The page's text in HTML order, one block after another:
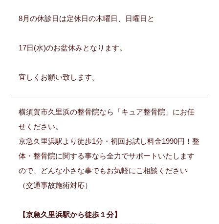
8月の休診日は定休日の木曜日、日曜日と
17日(水)のお盆休みとなります。
宜しくお願い致します。
横須賀市久里浜の整骨院なら「キュア整骨院」にお任
せください。
京急久里浜駅より徒歩1分・初回お試し料金1990円！整
体・整骨院に関する事なら全力でサポートいたします
ので、どんな小さな事でもお気軽にご相談ください
（交通事故施術対応）
【京急久里浜駅から徒歩１分】